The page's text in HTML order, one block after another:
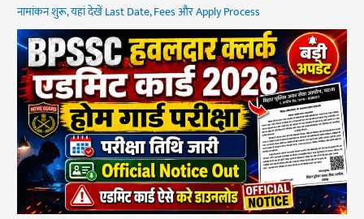
नामांकन शुरू, यहां देखें Last Date, Fees और Apply Process